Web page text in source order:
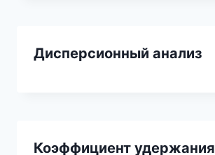
Дисперсионный анализ
Коэффициент удержания